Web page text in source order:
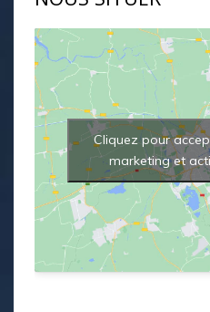
Le Lycée Kerustum à
élèves de la 4ème au
professionnels dans les
produits alimentaires, du
Qualité et des Services
Contactez-nous